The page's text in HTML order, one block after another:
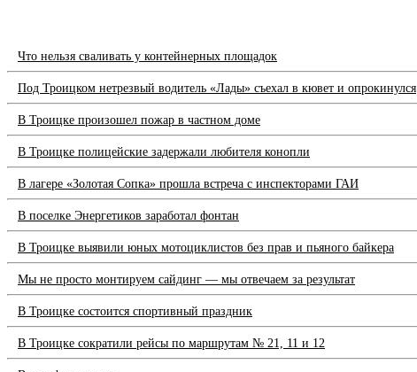
Что нельзя сваливать у контейнерных площадок
Под Троицком нетрезвый водитель «Лады» съехал в кювет и опрокинулся
В Троицке произошел пожар в частном доме
В Троицке полицейские задержали любителя конопли
В лагере «Золотая Сопка» прошла встреча с инспекторами ГАИ
В поселке Энергетиков заработал фонтан
В Троицке выявили юных мотоциклистов без прав и пьяного байкера
Мы не просто монтируем сайдинг — мы отвечаем за результат
В Троицке состоится спортивный праздник
В Троицке сократили рейсы по маршрутам № 21, 11 и 12